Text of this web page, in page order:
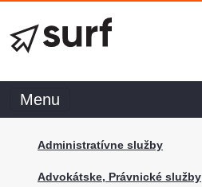
Menu
Administratívne služby
Advokátske, Právnické služby